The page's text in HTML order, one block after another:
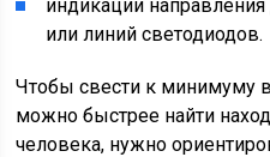
индикации
или линий светодиодов.
Чтобы свести к минимуму
можно быстрее найти
человека, нужно